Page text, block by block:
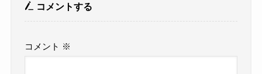
コメントする
コメント ※